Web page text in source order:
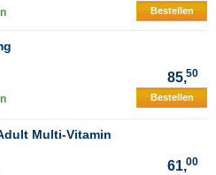
Bestellen
85,50
Bestellen
Multi-Vitamin
61,00